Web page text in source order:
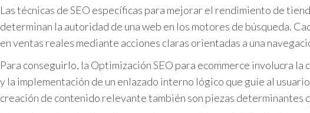
Las técnicas de SEO específicas para mejorar el rendimiento de
determinan la autoridad de una web en los motores de búsqueda.
en ventas reales mediante acciones claras orientadas a una
Para conseguirlo, la Optimización SEO para ecommerce involucra
y la implementación de un enlazado interno lógico que guíe al
creación de contenido relevante también son piezas determinantes